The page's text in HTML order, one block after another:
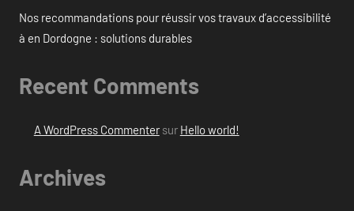
Nos recommandations pour réussir vos travaux d’accessibilité
à en Dordogne : solutions durables
Recent Comments
A WordPress Commentersur Hello world!
Archives